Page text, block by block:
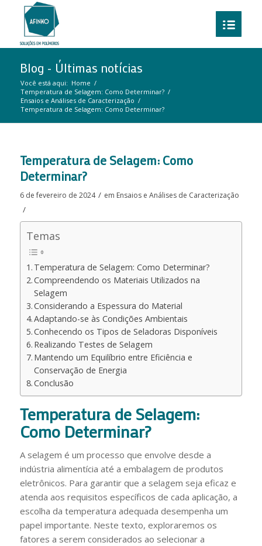
Blog - Últimas notícias
Você está aqui: Home /
Temperatura de Selagem: Como Determinar? /
Ensaios e Análises de Caracterização /
Temperatura de Selagem: Como Determinar?
Temperatura de Selagem: Como
Determinar?
6 de fevereiro de 2024 / em Ensaios e Análises de Caracterização
/
Temas
Temperatura de Selagem: Como Determinar?
Compreendendo os Materiais Utilizados na
Selagem
Considerando a Espessura do Material
Adaptando-se às Condições Ambientais
Conhecendo os Tipos de Seladoras Disponíveis
Realizando Testes de Selagem
Mantendo um Equilíbrio entre Eficiência e
Conservação de Energia
Conclusão
Temperatura de Selagem:
Como Determinar?
A selagem é um processo que envolve desde a
indústria alimentícia até a embalagem de produtos
eletrônicos. Para garantir que a selagem seja eficaz e
atenda aos requisitos específicos de cada aplicação, a
escolha da temperatura adequada desempenha um
papel importante. Neste texto, exploraremos os
fatores a serem considerados ao selecionar a